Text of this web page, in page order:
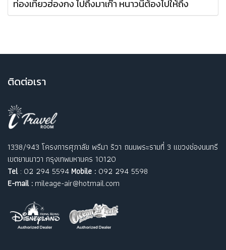
ท่องเที่ยวฮ่องกง ไปถึงมาเก๊า หนาวนี้ต้องไปให้ถึง
ติดต่อเรา
1338/943 โครงการศุภาลัย พรีมา ริวา ถนนพระรามที่ 3 แขวงช่องนนทรี
เขตยานนาวา กรุงเทพมหานคร 10120
Tel: 02 294 5594 Mobile : 092 294 5598
E-mail : mileage-air@hotmail.com